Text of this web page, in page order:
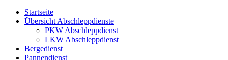
Startseite
Übersicht Abschleppdienste
PKW Abschleppdienst
LKW Abschleppdienst
Bergedienst
Pannendienst